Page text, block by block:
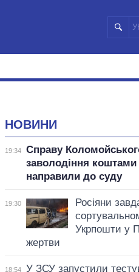
НОВИНИ
19:34
Справу
заволодіння
направили до суду
19:30
Росіяни
Укрпошти у
жертви
18:54
У ЗСУ запустили